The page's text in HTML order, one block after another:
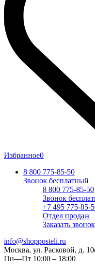
Избранное0
8 800 775-85-50
Звонок бесплатный
8 800 775-85-50
Звонок
+7 495 775-85-
Отдел продаж
Заказать звонок
info@shopposteli.ru
Москва, ул. Расковой, д.
Пн—Пт 10:00 – 18:00